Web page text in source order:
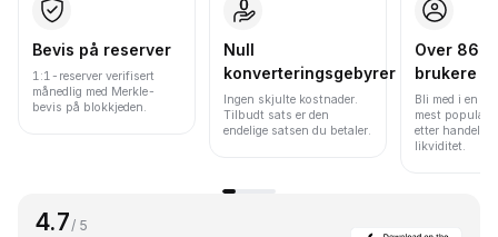
Bevis på reserver
1:1-reserver verifisert
månedlig med Merkle-
bevis på blokkjeden.
Null
konverteringsgebyrer
Ingen skjulte kostnader.
Tilbudt sats er den
endelige satsen du betaler.
Over 86
brukere
Bli med i en av
mest
etter
likviditet.
4.7 / 5